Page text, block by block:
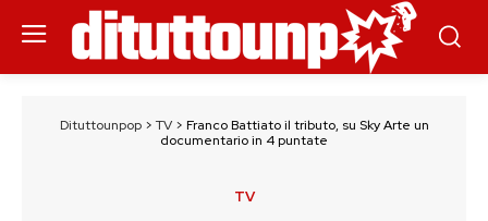
Dituttounpop> TV> Franco Battiato il tributo, su Sky Arte un
documentario in 4 puntate
TV